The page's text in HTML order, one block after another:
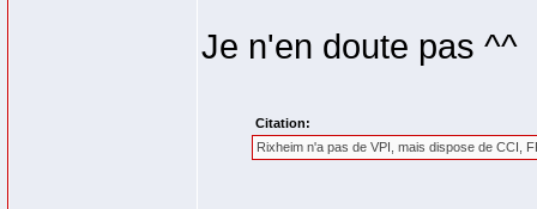
Je n'en doute pas ^^
Citation:
Rixheim n'a pas de VPI, mais dispose de CCI,